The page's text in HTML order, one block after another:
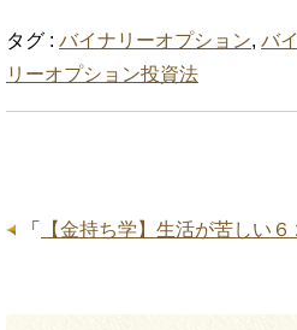
タグ : バイナリーオプション, バ
リーオプション投資法
「 【金持ち学】生活が苦しい